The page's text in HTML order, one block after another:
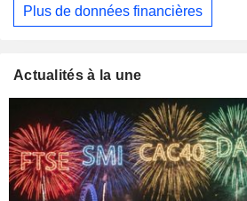
Plus de données financières
Actualités à la une